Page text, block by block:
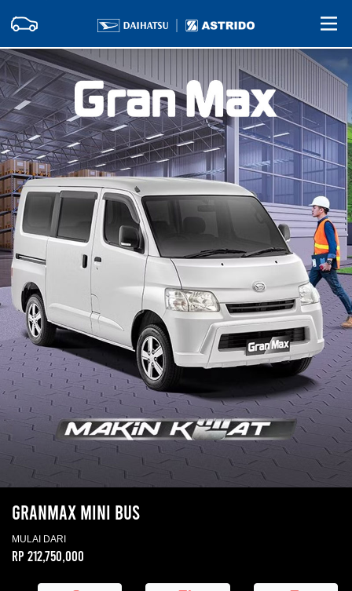
GRANMAX MINI BUS
MULAI DARI
Rp 212,750,000